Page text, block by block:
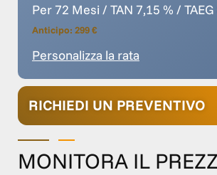
Per 72 Mesi / TAN 7,15 % /
Anticipo: 299 €
Personalizza la rata
RICHIEDI UN PREVENTIVO
MONITORA IL